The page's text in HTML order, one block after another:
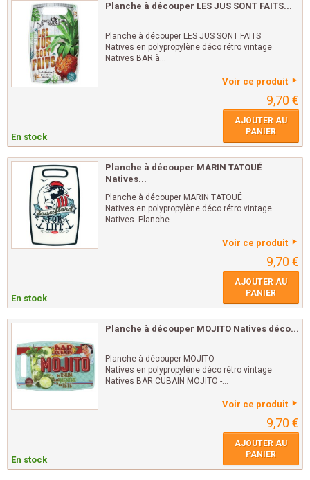
Planche à découper LES JUS SONT FAITS...
Planche à découper LES JUS SONT FAITS
Natives en polypropylène déco rétro vintage
Natives BAR à...
Voir ce produit
9,70 €
En stock
AJOUTER AU
PANIER
Planche à découper MARIN TATOUÉ
Natives...
Planche à découper MARIN TATOUÉ
Natives en polypropylène déco rétro vintage
Natives. Planche...
Voir ce produit
9,70 €
En stock
AJOUTER AU
PANIER
Planche à découper MOJITO Natives déco...
Planche à découper MOJITO
Natives en polypropylène déco rétro vintage
Natives BAR CUBAIN MOJITO -...
Voir ce produit
9,70 €
En stock
AJOUTER AU
PANIER